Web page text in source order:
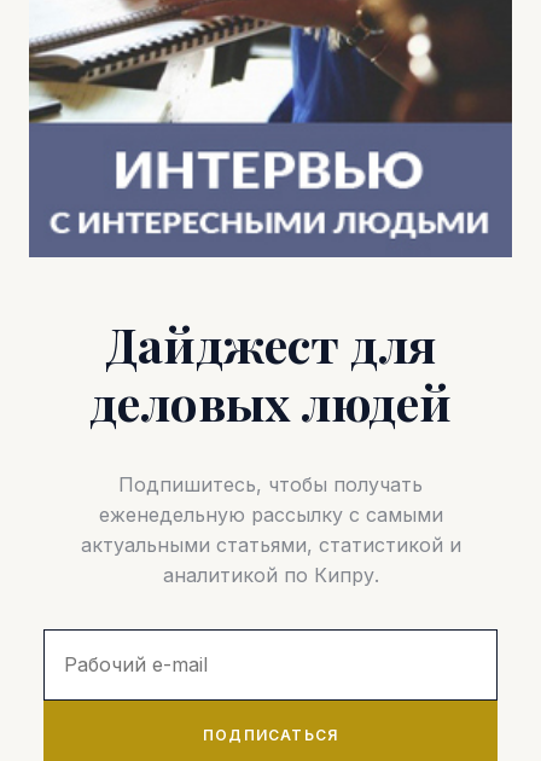
Дайджест для
деловых людей
Подпишитесь, чтобы получать
еженедельную рассылку с самыми
актуальными статьями, статистикой и
аналитикой по Кипру.
ПОДПИСАТЬСЯ